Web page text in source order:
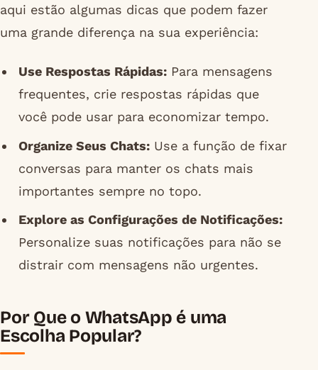
aqui estão algumas dicas que podem fazer
uma grande diferença na sua experiência:
Use Respostas Rápidas:Para mensagens
frequentes, crie respostas rápidas que
você pode usar para economizar tempo.
Organize Seus Chats:Use a função de fixar
conversas para manter os chats mais
importantes sempre no topo.
Explore as Configurações de Notificações:
Personalize suas notificações para não se
distrair com mensagens não urgentes.
Por Que o WhatsApp é uma
Escolha Popular?